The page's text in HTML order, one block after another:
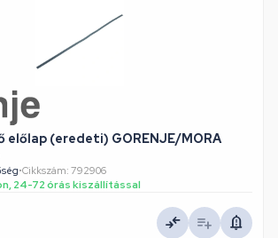
előlap (eredeti) GORENJE/MORA
•Cikkszám: 792906
24-72 órás kiszállítással